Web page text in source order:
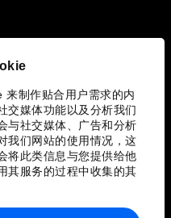
来制作贴合用户需求的内
交媒体功能以及分析我们
与社交媒体、广告和分析
我们网站的使用情况，这
将此类信息与您提供给他
其服务的过程中收集的其